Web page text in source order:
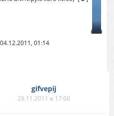
01:14
gifvepij
28.11.2011 в 17:00